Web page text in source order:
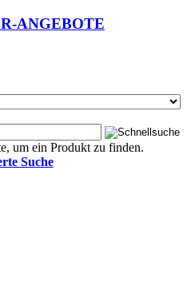
ANGEBOTE
um ein Produkt zu finden.
Suche